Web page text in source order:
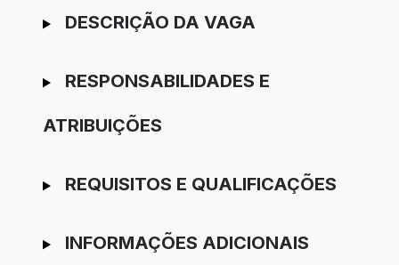
Ir para candidatura
DESCRIÇÃO DA VAGA
RESPONSABILIDADES E
ATRIBUIÇÕES
REQUISITOS E QUALIFICAÇÕES
INFORMAÇÕES ADICIONAIS